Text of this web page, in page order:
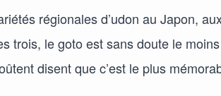
régionales d’udon au Japon,
trois, le goto est sans doute le moins
disent que c’est le plus